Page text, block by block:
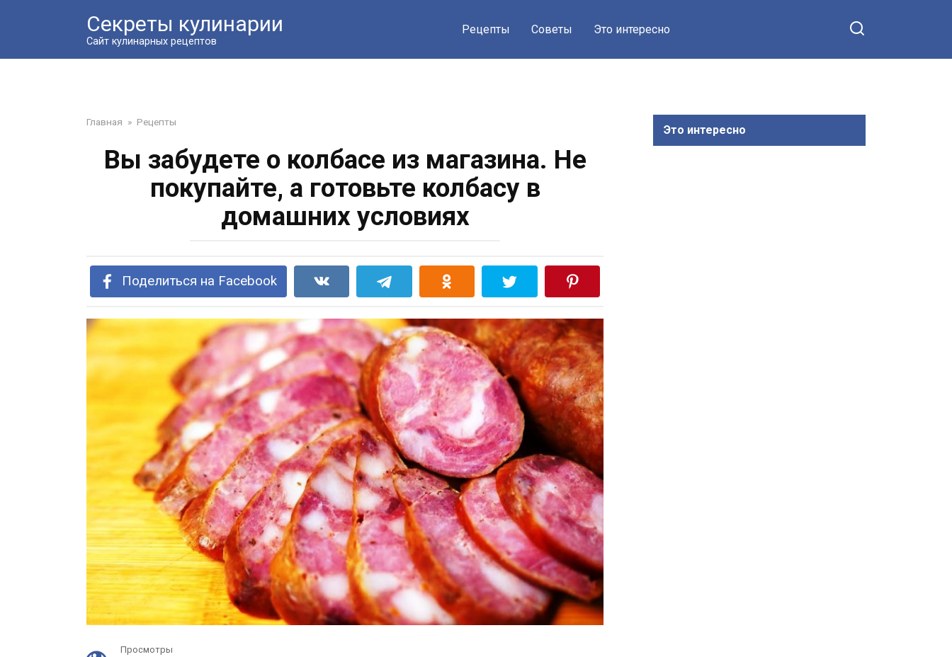
Секреты кулинарии
Сайт кулинарных рецептов
Рецепты Советы Это интересно
Главная » Рецепты
Вы забудете о колбасе из магазина. Не
покупайте, а готовьте колбасу в
домашних условиях
Поделиться на Facebook
Просмотры
Это интересно